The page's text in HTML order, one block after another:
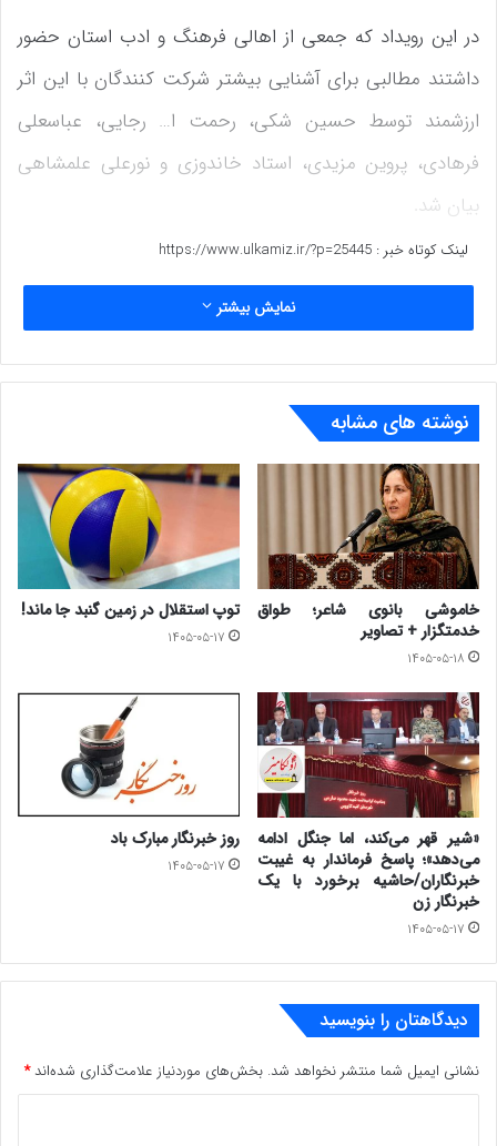
در این رویداد که جمعی از اهالی فرهنگ و ادب استان حضور
داشتند مطالبی برای آشنایی بیشتر شرکت کنندگان با این اثر
ارزشمند توسط حسین شکی، رحمت ا… رجایی، عباسعلی
فرهادی، پروین مزیدی، استاد خاندوزی و نورعلی علمشاهی
بیان شد.
www.ulkamiz.ir
لینک کوتاه خبر : https://www.ulkamiz.ir/?p=25445
نمایش بیشتر
نوشته های مشابه
خاموشی بانوی شاعر؛ طواق
خدمتگزار + تصاویر
۱۴۰۵-۰۵-۱۸
توپ استقلال در زمین گنبد جا ماند!
۱۴۰۵-۰۵-۱۷
«شیر قهر می‌کند، اما جنگل ادامه
می‌دهد»؛ پاسخ فرماندار به غیبت
خبرنگاران/حاشیه برخورد با یک
خبرنگار زن
۱۴۰۵-۰۵-۱۷
روز خبرنگار مبارک باد
۱۴۰۵-۰۵-۱۷
دیدگاهتان را بنویسید
نشانی ایمیل شما منتشر نخواهد شد. بخش‌های موردنیاز علامت‌گذاری شده‌اند*